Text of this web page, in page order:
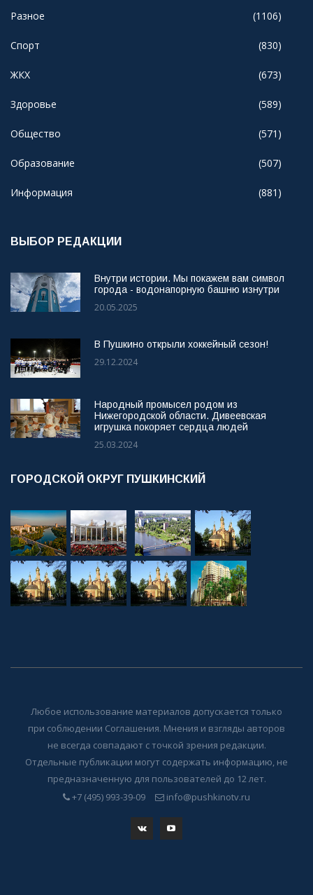
Разное (1106)
Спорт (830)
ЖКХ (673)
Здоровье (589)
Общество (571)
Образование (507)
Информация (881)
ВЫБОР РЕДАКЦИИ
Внутри истории. Мы покажем вам символ
города - водонапорную башню изнутри
20.05.2025
В Пушкино открыли хоккейный сезон!
29.12.2024
Народный промысел родом из
Нижегородской области. Дивеевская
игрушка покоряет сердца людей
25.03.2024
ГОРОДСКОЙ ОКРУГ ПУШКИНСКИЙ
Любое использование материалов допускается только
при соблюдении Соглашения. Мнения и взгляды авторов
не всегда совпадают с точкой зрения редакции.
Отдельные публикации могут содержать информацию, не
предназначенную для пользователей до 12 лет.
+7 (495) 993-39-09
info@pushkinotv.ru